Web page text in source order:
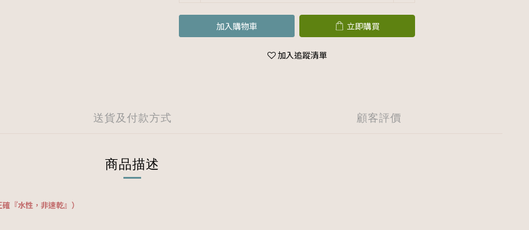
加入購物車 立即購買
加入追蹤清單
送貨及付款方式 顧客評價
商品描述
確『水性，非速乾』 ）